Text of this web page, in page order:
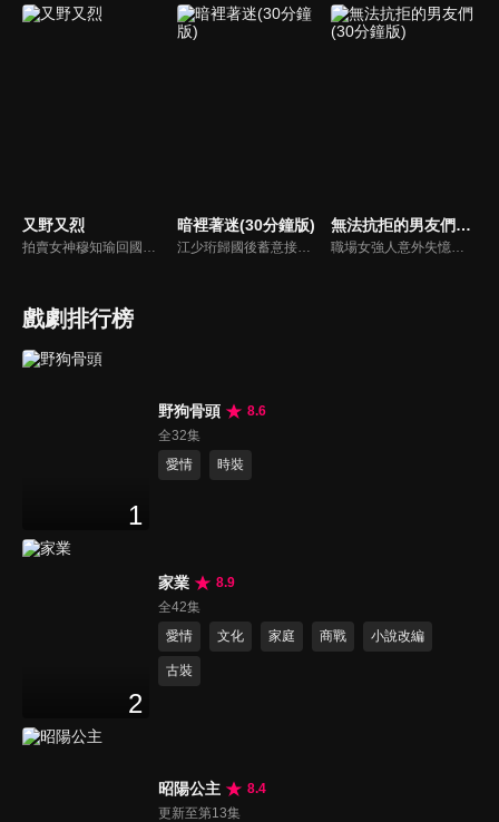
又野又烈
拍賣女神穆知瑜回國與繼母奪產，與神祕保鏢沈既白協議訂婚。兩人意外揭開身世翻轉：沈為穆家真繼承人，穆則是被換掉的孤女。面對繼母的偽畫陰謀與綁架，兩人智計合盟，沈更以神祕畫師身份深情守護。最終惡人伏法，兩人在反轉與博弈中假戲真做，攜手守護正義與真愛。
暗裡著迷(30分鐘版)
江少珩歸國後蓄意接近服裝設計師蘇半夏，直到衛高陽暴露出江少珩接近蘇半夏的真實目的，蘇半夏深覺背叛而與江少珩分手。而已經無法離開蘇半夏的江少珩，用真心再次追回蘇半夏，上演追妻火葬場並重歸於好。之後，兩人查清當年真相，最終衛氏姐弟雙雙落網，一切塵埃落定。
無法抗拒的男友們(30分鐘版)
職場女強人意外失憶後重啟人生，一覺醒來，竟與公司老闆、部門總監、實習生三人同時「戀愛」。通過這甜蜜浪漫、驚險刺激又難以抉擇的感情生活後，最終發現愛情真正的意義。
戲劇排行榜
1
野狗骨頭
8.6
全32集
愛情
時裝
2
家業
8.9
全42集
愛情
文化 家庭 商戰 小說改編
古裝
昭陽公主
8.4
更新至第13集